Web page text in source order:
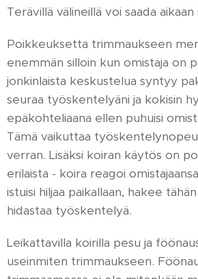
Terävillä välineillä voi saada aikaan
Poikkeuksetta trimmaukseen
enemmän silloin kun omistaja on
jonkinlaista keskustelua syntyy
seuraa työskentelyäni ja kokisin
epäkohteliaana ellen puhuisi
Tämä vaikuttaa
verran. Lisäksi koiran käytös on
erilaista - koira reagoi
istuisi hiljaa paikallaan, hakee
hidastaa työskentelyä.
Leikattavilla koirilla pesu ja
useinmiten trimmaukseen.